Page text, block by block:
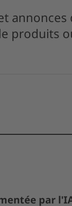
annonces
produits
par